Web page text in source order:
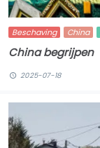
Beschaving China
China begrijpen
2025-07-18